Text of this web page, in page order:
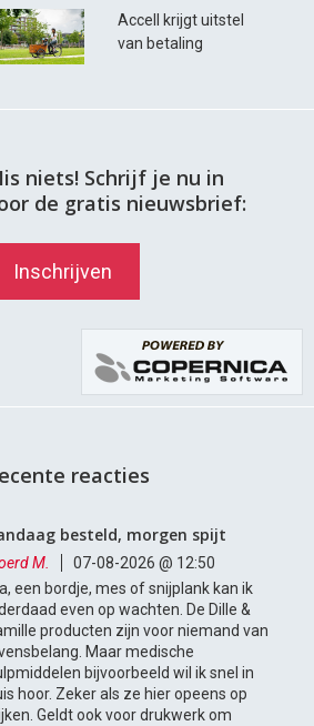
Accell krijgt uitstel
van betaling
niets! Schrijf je nu in
de gratis nieuwsbrief:
Inschrijven
reacties
besteld, morgen spijt
M.
07-08-2026 @ 12:50
een bordje, mes of snijplank kan ik
even op wachten. De Dille &
producten zijn voor niemand van
Maar medische
bijvoorbeeld wil ik snel in
hoor. Zeker als ze hier opeens op
Geldt ook voor drukwerk om